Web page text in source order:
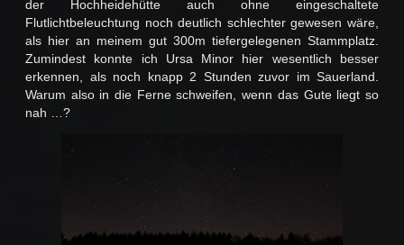
der Hochheidehütte auch ohne eingeschaltete
Flutlichtbeleuchtung noch deutlich schlechter gewesen wäre,
als hier an meinem gut 300m tiefergelegenen Stammplatz.
Zumindest konnte ich Ursa Minor hier wesentlich besser
erkennen, als noch knapp 2 Stunden zuvor im Sauerland.
Warum also in die Ferne schweifen, wenn das Gute liegt so
nah …?